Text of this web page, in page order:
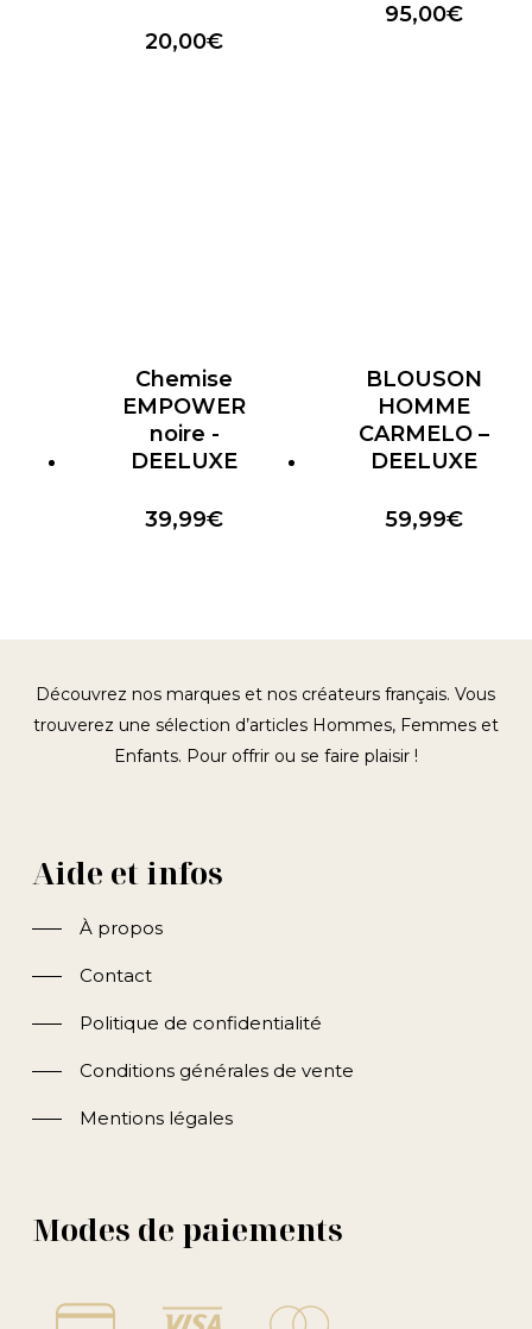
20,00€
95,00€
Chemise
EMPOWER
noire -
DEELUXE
39,99€
BLOUSON
HOMME
CARMELO –
DEELUXE
59,99€
Découvrez nos marques et nos créateurs français. Vous
trouverez une sélection d’articles Hommes, Femmes et
Enfants. Pour offrir ou se faire plaisir !
Aide et infos
À propos
Contact
Politique de confidentialité
Conditions générales de vente
Mentions légales
Modes de paiements